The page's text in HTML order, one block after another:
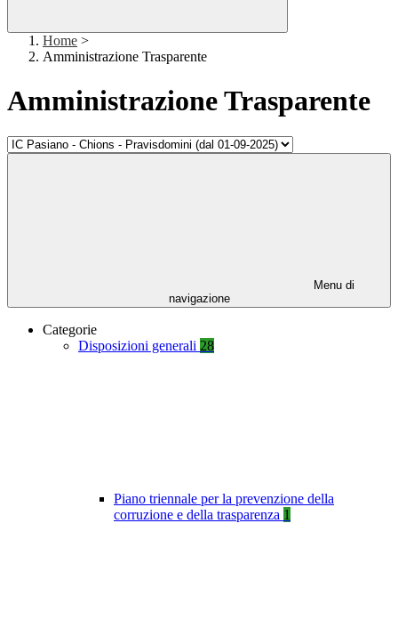
Home >
Amministrazione Trasparente
Amministrazione Trasparente
Menu di
navigazione
Categorie
Disposizioni generali 28
Piano triennale per la prevenzione della
corruzione e della trasparenza 1